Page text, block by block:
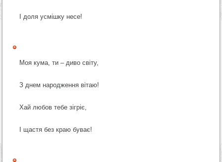
І доля усмішку несе!
Моя кума, ти – диво світу,
З днем народження вітаю!
Хай любов тебе зігріє,
І щастя без краю буває!